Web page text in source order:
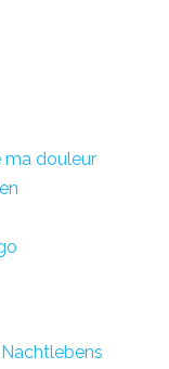
ma douleur